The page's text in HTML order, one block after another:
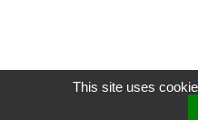
This site uses